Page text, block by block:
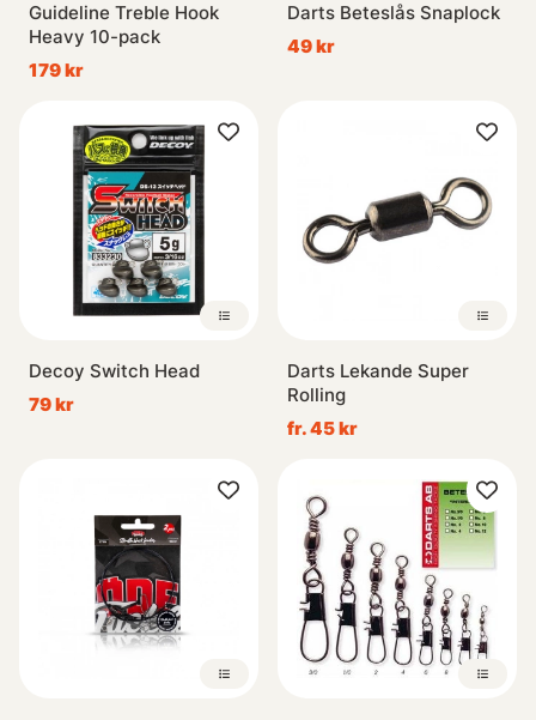
Guideline Treble Hook
Heavy 10-pack
179 kr
Darts Beteslås Snaplock
49 kr
Decoy Switch Head
79 kr
Darts Lekande Super
Rolling
fr. 45 kr